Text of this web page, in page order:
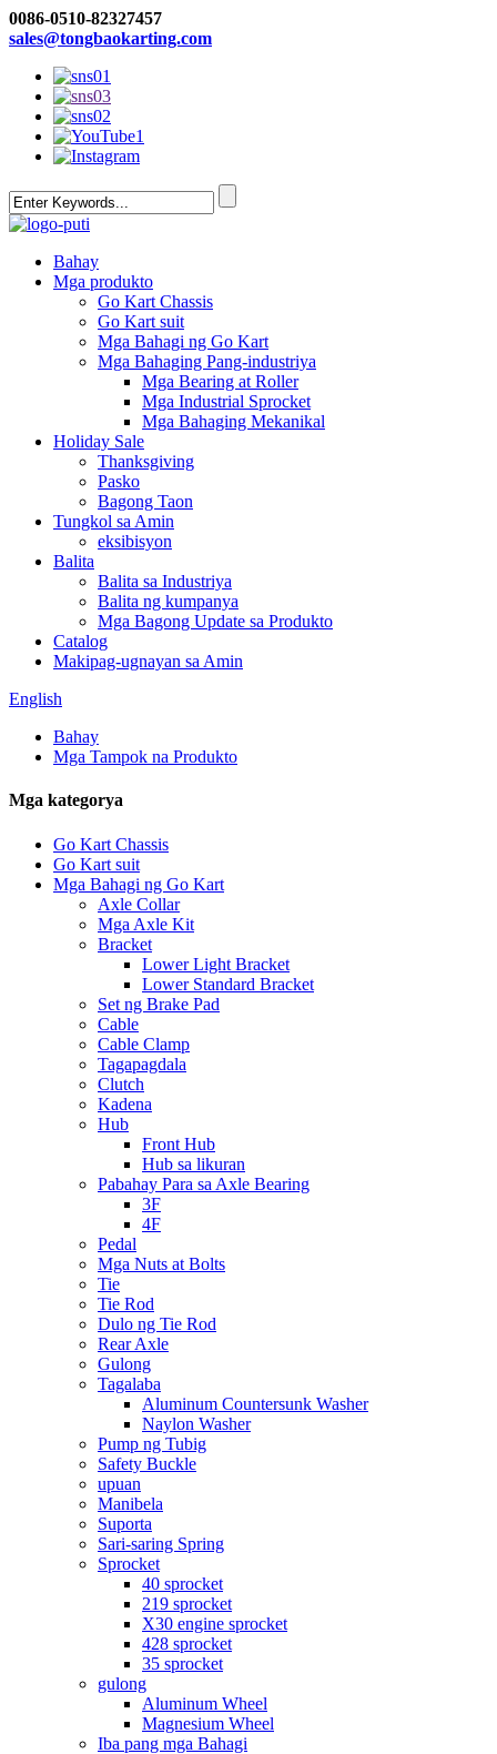
0086-0510-82327457
sales@tongbaokarting.com
Bahay
Mga produkto
Go Kart Chassis
Go Kart suit
Mga Bahagi ng Go Kart
Mga Bahaging Pang-industriya
Mga Bearing at Roller
Mga Industrial Sprocket
Mga Bahaging Mekanikal
Holiday Sale
Thanksgiving
Pasko
Bagong Taon
Tungkol sa Amin
eksibisyon
Balita
Balita sa Industriya
Balita ng kumpanya
Mga Bagong Update sa Produkto
Catalog
Makipag-ugnayan sa Amin
English
Bahay
Mga Tampok na Produkto
Mga kategorya
Go Kart Chassis
Go Kart suit
Mga Bahagi ng Go Kart
Axle Collar
Mga Axle Kit
Bracket
Lower Light Bracket
Lower Standard Bracket
Set ng Brake Pad
Cable
Cable Clamp
Tagapagdala
Clutch
Kadena
Hub
Front Hub
Hub sa likuran
Pabahay Para sa Axle Bearing
3F
4F
Pedal
Mga Nuts at Bolts
Tie
Tie Rod
Dulo ng Tie Rod
Rear Axle
Gulong
Tagalaba
Aluminum Countersunk Washer
Naylon Washer
Pump ng Tubig
Safety Buckle
upuan
Manibela
Suporta
Sari-saring Spring
Sprocket
40 sprocket
219 sprocket
X30 engine sprocket
428 sprocket
35 sprocket
gulong
Aluminum Wheel
Magnesium Wheel
Iba pang mga Bahagi